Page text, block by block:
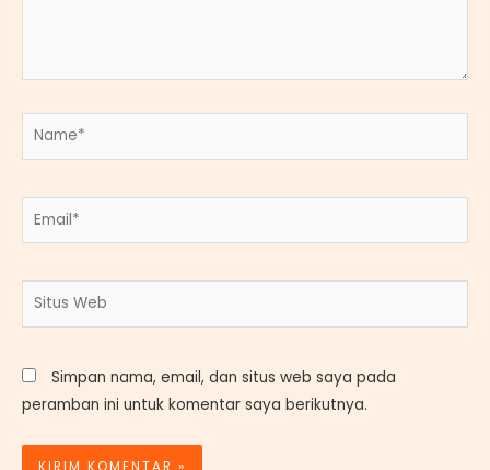
Name*
Email*
Situs
Simpan nama, email, dan situs web saya pada
peramban ini untuk komentar saya berikutnya.